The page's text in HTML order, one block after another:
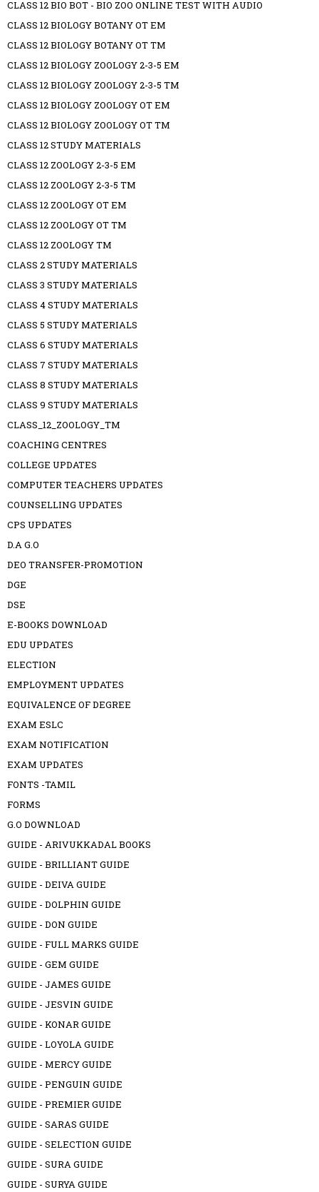
CLASS 12 BIO BOT - BIO ZOO ONLINE TEST WITH AUDIO
CLASS 12 BIOLOGY BOTANY OT EM
CLASS 12 BIOLOGY BOTANY OT TM
CLASS 12 BIOLOGY ZOOLOGY 2-3-5 EM
CLASS 12 BIOLOGY ZOOLOGY 2-3-5 TM
CLASS 12 BIOLOGY ZOOLOGY OT EM
CLASS 12 BIOLOGY ZOOLOGY OT TM
CLASS 12 STUDY MATERIALS
CLASS 12 ZOOLOGY 2-3-5 EM
CLASS 12 ZOOLOGY 2-3-5 TM
CLASS 12 ZOOLOGY OT EM
CLASS 12 ZOOLOGY OT TM
CLASS 12 ZOOLOGY TM
CLASS 2 STUDY MATERIALS
CLASS 3 STUDY MATERIALS
CLASS 4 STUDY MATERIALS
CLASS 5 STUDY MATERIALS
CLASS 6 STUDY MATERIALS
CLASS 7 STUDY MATERIALS
CLASS 8 STUDY MATERIALS
CLASS 9 STUDY MATERIALS
CLASS_12_ZOOLOGY_TM
COACHING CENTRES
COLLEGE UPDATES
COMPUTER TEACHERS UPDATES
COUNSELLING UPDATES
CPS UPDATES
D.A G.O
DEO TRANSFER-PROMOTION
DGE
DSE
E-BOOKS DOWNLOAD
EDU UPDATES
ELECTION
EMPLOYMENT UPDATES
EQUIVALENCE OF DEGREE
EXAM ESLC
EXAM NOTIFICATION
EXAM UPDATES
FONTS -TAMIL
FORMS
G.O DOWNLOAD
GUIDE - ARIVUKKADAL BOOKS
GUIDE - BRILLIANT GUIDE
GUIDE - DEIVA GUIDE
GUIDE - DOLPHIN GUIDE
GUIDE - DON GUIDE
GUIDE - FULL MARKS GUIDE
GUIDE - GEM GUIDE
GUIDE - JAMES GUIDE
GUIDE - JESVIN GUIDE
GUIDE - KONAR GUIDE
GUIDE - LOYOLA GUIDE
GUIDE - MERCY GUIDE
GUIDE - PENGUIN GUIDE
GUIDE - PREMIER GUIDE
GUIDE - SARAS GUIDE
GUIDE - SELECTION GUIDE
GUIDE - SURA GUIDE
GUIDE - SURYA GUIDE